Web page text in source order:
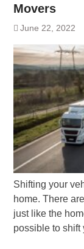
Movers
June 22, 2022
Shifting your
home. There
just like the
possible to shift